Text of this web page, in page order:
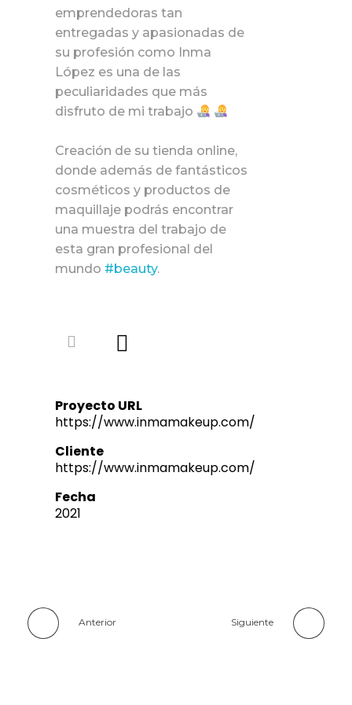
emprendedoras tan
entregadas y apasionadas de
su profesión como Inma
López es una de las
peculiaridades que más
disfruto de mi trabajo
Creación de su tienda online,
donde además de fantásticos
cosméticos y productos de
maquillaje podrás encontrar
una muestra del trabajo de
esta gran profesional del
mundo #beauty.⁣
Proyecto URL
https://www.inmamakeup.com/
Cliente
https://www.inmamakeup.com/
Fecha
2021
Anterior Siguiente